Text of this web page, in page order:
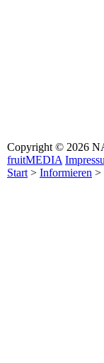
Copyright © 2026
fruitMEDIA
Start> Informieren >